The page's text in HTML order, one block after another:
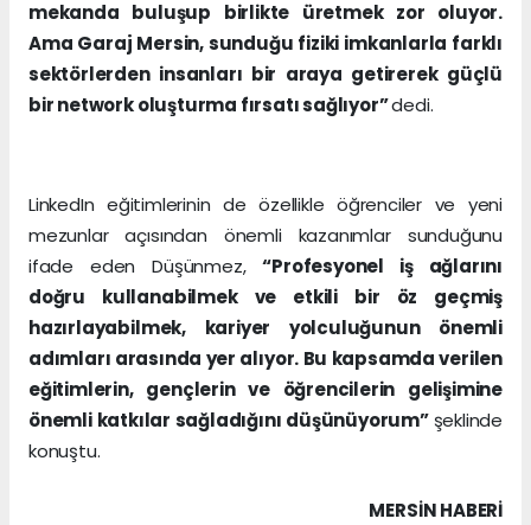
mekanda buluşup birlikte üretmek zor oluyor.
Ama Garaj Mersin, sunduğu fiziki imkanlarla farklı
sektörlerden insanları bir araya getirerek güçlü
bir network oluşturma fırsatı sağlıyor”dedi.
LinkedIn eğitimlerinin de özellikle öğrenciler ve yeni
mezunlar açısından önemli kazanımlar sunduğunu
ifade eden Düşünmez,“Profesyonel iş ağlarını
doğru kullanabilmek ve etkili bir öz geçmiş
hazırlayabilmek, kariyer yolculuğunun önemli
adımları arasında yer alıyor. Bu kapsamda verilen
eğitimlerin, gençlerin ve öğrencilerin gelişimine
önemli katkılar sağladığını düşünüyorum” şeklinde
konuştu.
MERSIN HABERİ